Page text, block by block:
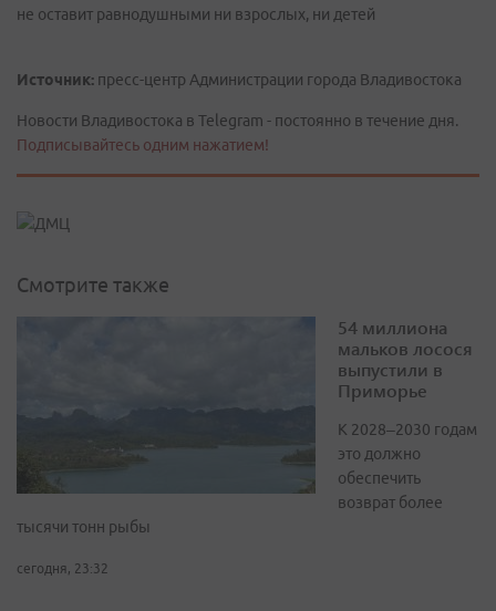
не оставит равнодушными ни взрослых, ни детей
Источник: пресс-центр Администрации города Владивостока
Новости Владивостока в Telegram - постоянно в течение дня.
Подписывайтесь одним нажатием!
Смотрите также
54 миллиона
мальков лосося
выпустили в
Приморье
К 2028–2030 годам
это должно
обеспечить
возврат более
тысячи тонн рыбы
сегодня, 23:32